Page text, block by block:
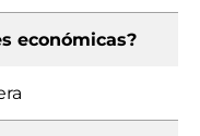
económicas?